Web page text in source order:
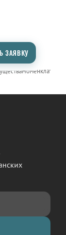
ЗАЯВКУ
Номенклатура